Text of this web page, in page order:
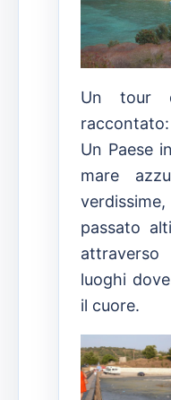
Un tour
Un Paese
mare
passato
luoghi
il cuore.